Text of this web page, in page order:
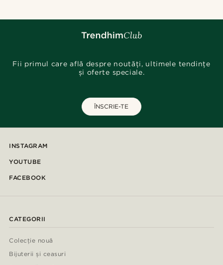
Fii primul care află despre noutăți, ultimele tendințe
și oferte speciale.
ÎNSCRIE-TE
INSTAGRAM
YOUTUBE
FACEBOOK
CATEGORII
Colecție nouă
Bijuterii și ceasuri